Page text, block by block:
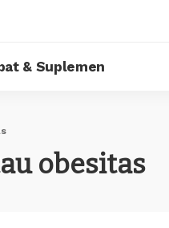
& Suplemen
obesitas